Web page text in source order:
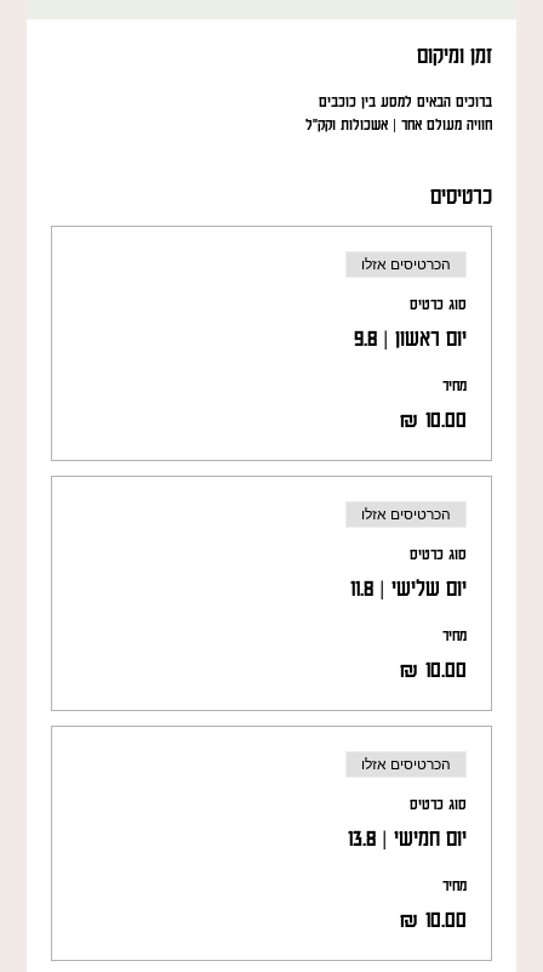
זמן ומיקום
ברוכים הבאים למסע בין כוכבים
חוויה מעולם אחר | אשכולות וקק"ל
כרטיסים
הכרטיסים אזלו
סוג כרטיס
יום ראשון | 9.8
מחיר
הכרטיסים אזלו
סוג כרטיס
יום שלישי | 11.8
מחיר
הכרטיסים אזלו
סוג כרטיס
יום חמישי | 13.8
מחיר